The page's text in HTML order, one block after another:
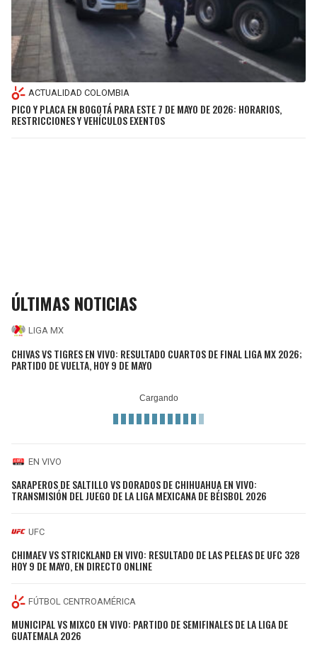
ACTUALIDAD COLOMBIA
PICO Y PLACA EN BOGOTÁ PARA ESTE 7 DE MAYO DE 2026: HORARIOS,
RESTRICCIONES Y VEHÍCULOS EXENTOS
ÚLTIMAS NOTICIAS
LIGA MX
CHIVAS VS TIGRES EN VIVO: RESULTADO CUARTOS DE FINAL LIGA MX 2026;
PARTIDO DE VUELTA, HOY 9 DE MAYO
EN VIVO
SARAPEROS DE SALTILLO VS DORADOS DE CHIHUAHUA EN VIVO:
TRANSMISIÓN DEL JUEGO DE LA LIGA MEXICANA DE BÉISBOL 2026
UFC
CHIMAEV VS STRICKLAND EN VIVO: RESULTADO DE LAS PELEAS DE UFC 328
HOY 9 DE MAYO, EN DIRECTO ONLINE
FÚTBOL CENTROAMÉRICA
MUNICIPAL VS MIXCO EN VIVO: PARTIDO DE SEMIFINALES DE LA LIGA DE
GUATEMALA 2026